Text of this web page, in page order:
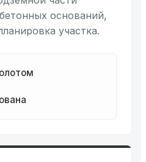
оснований,
участка.